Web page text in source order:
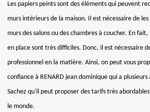
Les papiers peints sont des éléments qui peuvent
murs intérieurs de la maison. Il est nécessaire de
murs des salons ou des chambres à coucher. En
en place sont très difficiles. Donc, il est nécessaire
professionnel en la matière. Ainsi, on peut vous
confiance à RENARD jean dominique qui a
Sachez qu'il peut proposer des tarifs très
le monde.